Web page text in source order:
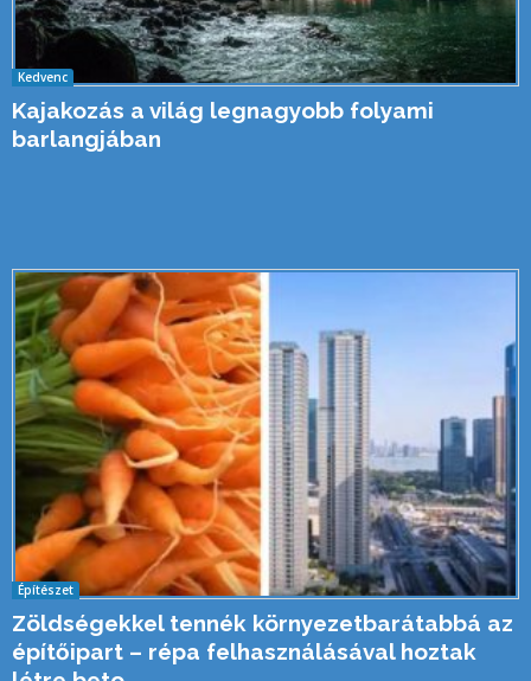
Kedvenc
Kajakozás a világ legnagyobb folyami
barlangjában
Építészet
Zöldségekkel tennék környezetbarátabbá az
építőipart – répa felhasználásával hoztak